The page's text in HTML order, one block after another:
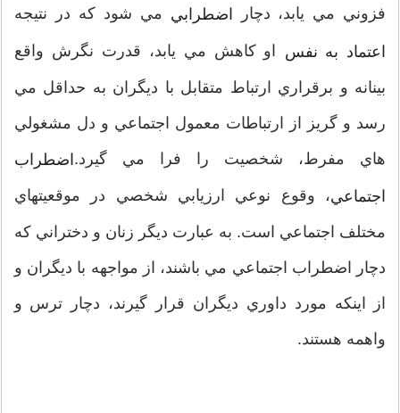
فزوني مي يابد، دچار
اضطرابي مي شود که در نتيجه
اعتماد به نفس او کاهش مي يابد، قدرت نگرش واقع
بينانه و برقراري ارتباط متقابل با ديگران به حداقل مي
رسد و گريز از ارتباطات معمول اجتماعي و دل مشغولي
هاي مفرط، شخصيت را فرا مي گيرد. اضطراب
اجتماعي، وقوع نوعي ارزيابي شخصي در موقعيتهاي
مختلف اجتماعي است. به عبارت ديگر زنان و دختراني که
دچار اضطراب اجتماعي مي باشند، از مواجهه با ديگران و
از اينکه مورد داوري ديگران قرار گيرند، دچار ترس و
واهمه هستند.